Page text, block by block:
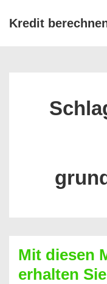
ZumKredit
Mit diesen
erhalten